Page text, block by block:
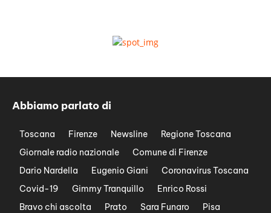
Abbiamo parlato di
Toscana Firenze Newsline
Regione Toscana
Giornale radio nazionale
Comune di Firenze
Dario Nardella
Eugenio Giani
Coronavirus Toscana
Covid-19
Gimmy Tranquillo
Enrico Rossi
Bravo chi ascolta
Prato Sara Funaro
Pisa